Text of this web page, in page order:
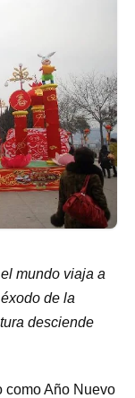
mundo viaja a
de la
desciende
como Año Nuevo